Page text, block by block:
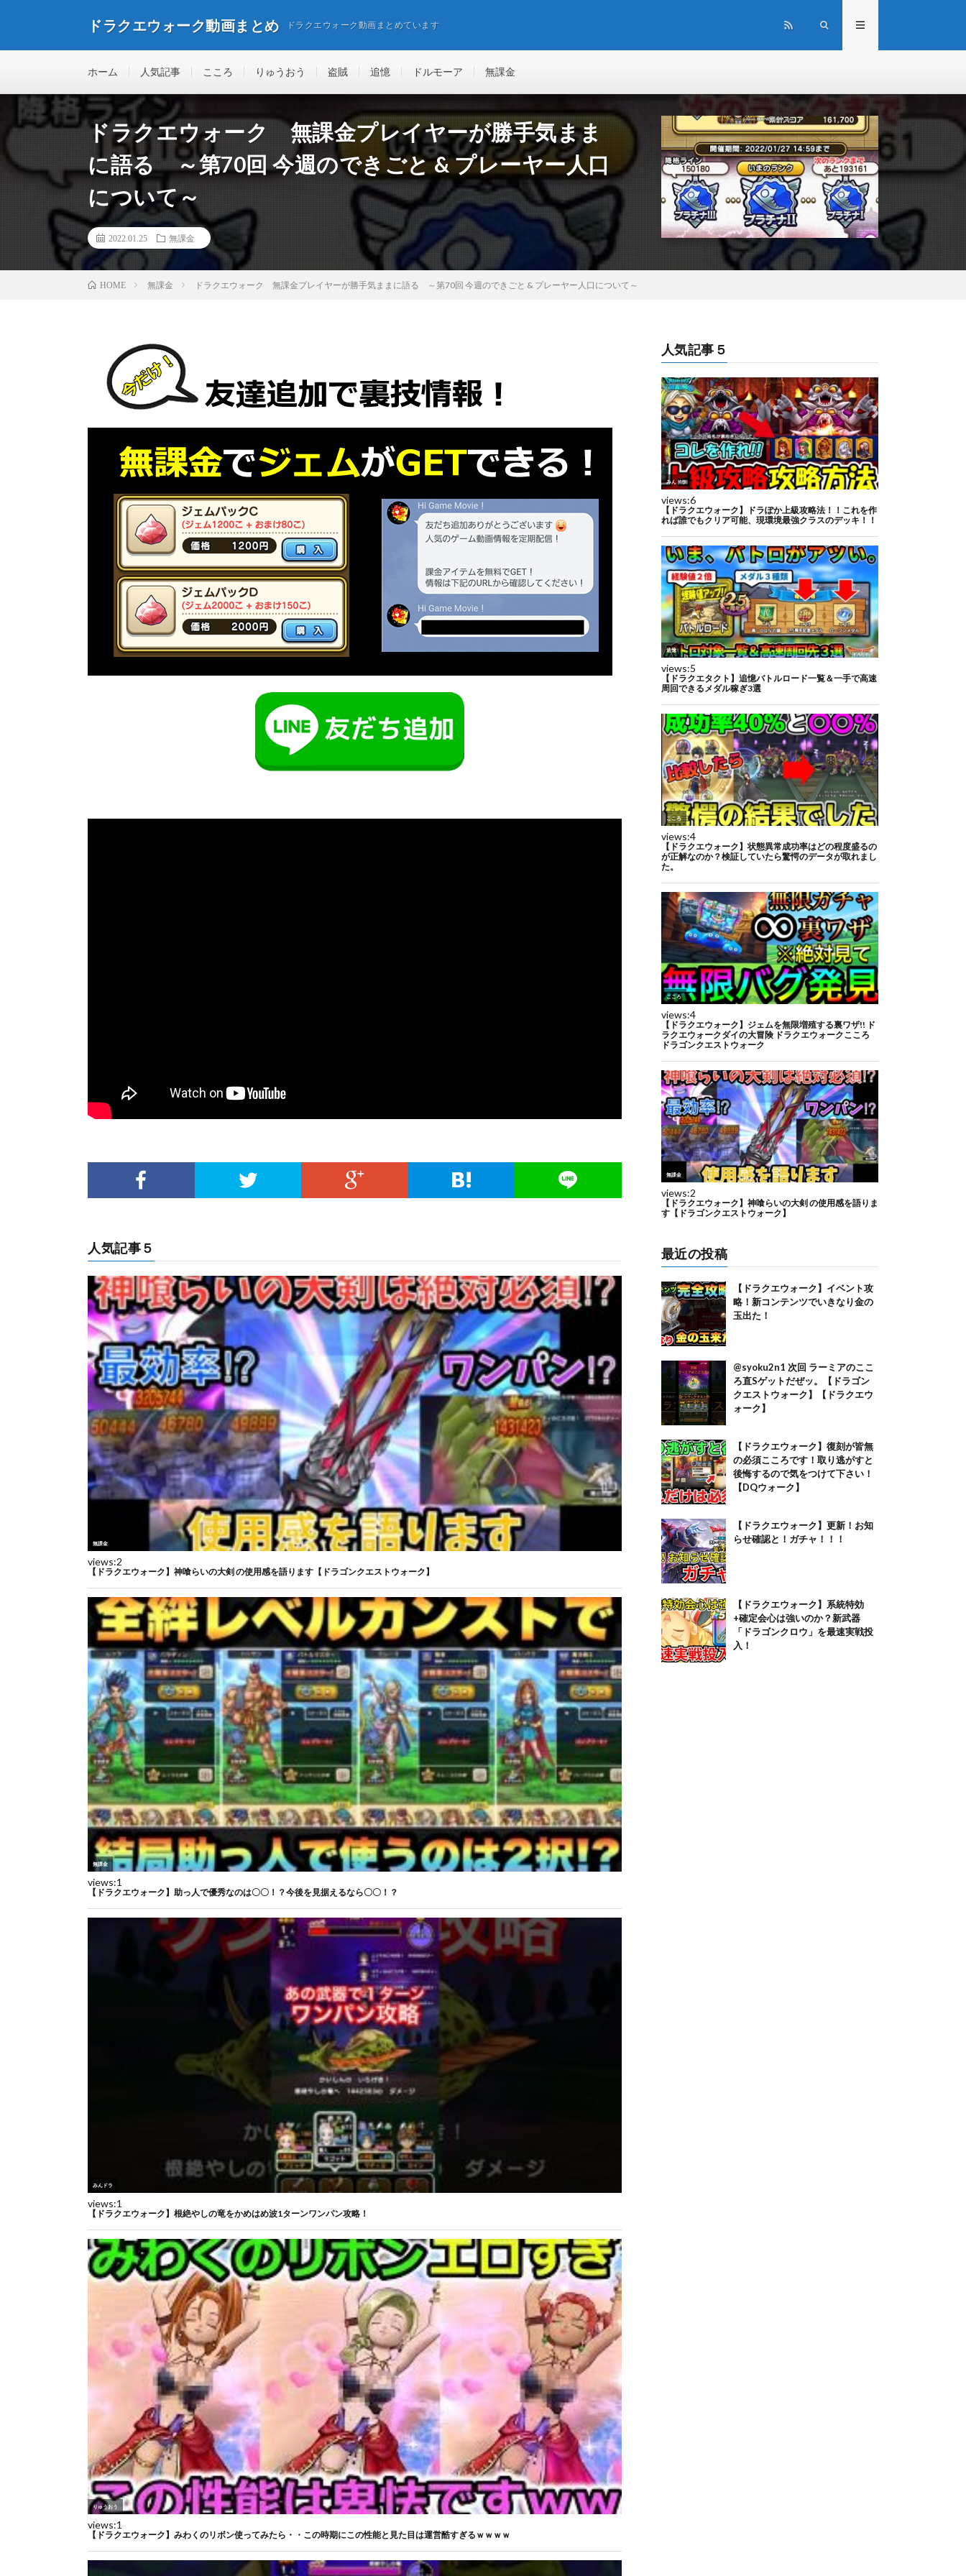
ドラクエウォーク動画まとめ ドラクエウォーク動画まとめています
ホーム 人気記事 こころ りゅうおう 盗賊 追憶 ドルモーア 無課金
ドラクエウォーク 無課金プレイヤーが勝手気まま
に語る ～第70回 今週のできごと & プレーヤー人口
について～
2022.01.25 無課金
HOME 無課金 ドラクエウォーク 無課金プレイヤーが勝手気ままに語る ～第70回 今週のできごと & プレーヤー人口について～
人気記事５
人気記事５
最近の投稿
【ドラクエウォーク】イベント攻
略！新コンテンツでいきなり金の
玉出た！
@syoku2n1 次回 ラーミアのここ
ろ直Sゲットだぜッ。【ドラゴン
クエストウォーク】【ドラクエウ
ォーク】
【ドラクエウォーク】復刻が皆無
の必須こころです！取り逃がすと
後悔するので気をつけて下さい！
【DQウォーク】
【ドラクエウォーク】更新！お知
らせ確認と！ガチャ！！！
【ドラクエウォーク】系統特効
+確定会心は強いのか？新武器
「ドラゴンクロウ」を最速実戦投
入！